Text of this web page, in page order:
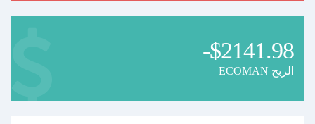
-$2141.98
ECOMAN الربح